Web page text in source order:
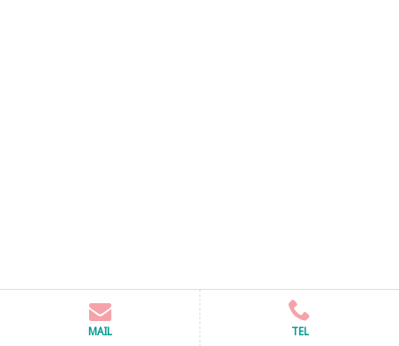
MAIL TEL